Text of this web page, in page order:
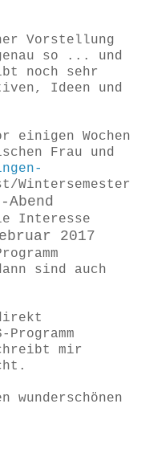
Vorstellung
so ... und
noch sehr
Ideen und
Wochen
Frau und
Wintersemester
Interesse
2017
sind auch
mir
wunderschönen